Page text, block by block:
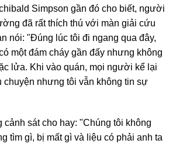
Simpson gần đó cho biết, người
đã rất thích thú với màn giải cứu
nói: "Đúng lúc tôi đi ngang qua đây,
một đám cháy gần đấy nhưng không
lửa. Khi vào quán, mọi người kể lại
chuyện nhưng tôi vẫn không tin sự
sát cho hay: "Chúng tôi không
tìm gì, bị mất gì và liệu có phải anh ta